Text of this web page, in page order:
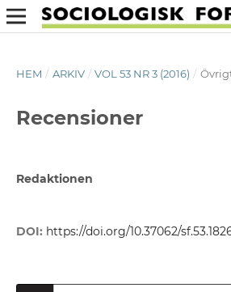
HEM / ARKIV / VOL 53 NR 3 (2016) /
Recensioner
Redaktionen
DOI: https://doi.org/10.37062/